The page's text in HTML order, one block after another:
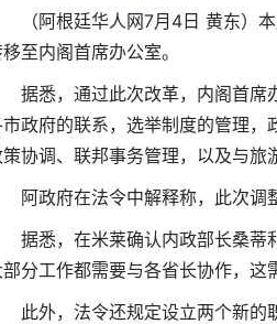
（阿根廷华人网7月4日 黄东）
至内阁首席办公室。
据悉，通过此次改革，内阁首席
政府的联系，选举制度的管理，
协调、联邦事务管理，以及与旅
阿政府在法令中解释称，此次调
据悉，在米莱确认内政部长桑蒂
部分工作都需要与各省长协作，这
此外，法令还规定设立两个新